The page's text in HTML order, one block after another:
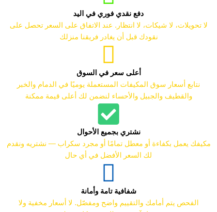
دفع نقدي فوري في اليد
لا تحويلات، لا شيكات، لا انتظار. عند الاتفاق على السعر تحصل على
نقودك قبل أن يغادر فريقنا منزلك
أعلى سعر في السوق
نتابع أسعار سوق المكيفات المستعملة يوميًا في الدمام والخبر
والقطيف والجبيل والأحساء لنضمن لك أعلى قيمة ممكنة
نشتري بجميع الأحوال
مكيفك يعمل بكفاءة أو معطل تمامًا أو مجرد سكراب — نشتريه ونقدم
لك السعر الأفضل في أي حال
شفافية تامة وأمانة
الفحص يتم أمامك والتقييم واضح ومفصّل. لا أسعار مخفية ولا